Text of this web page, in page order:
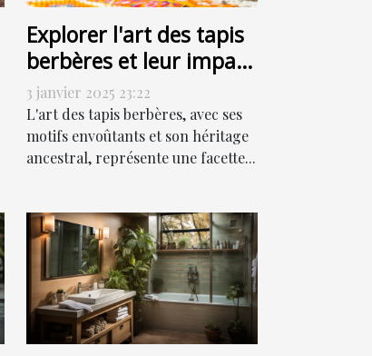
Explorer l'art des tapis
berbères et leur impact
culturel
3 janvier 2025 23:22
L'art des tapis berbères, avec ses
motifs envoûtants et son héritage
ancestral, représente une facette...